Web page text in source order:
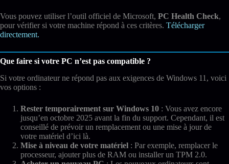
Vous pouvez utiliser l’outil officiel de Microsoft, PC Health Check,
pour vérifier si votre machine répond à ces critères. Télécharger
directement.
Que faire si votre PC n’est pas compatible ?
Si votre ordinateur ne répond pas aux exigences de Windows 11, voici
vos options :
Rester temporairement sur Windows 10 : Vous avez encore
jusqu’en octobre 2025 avant la fin du support. Cependant, il est
conseillé de prévoir un remplacement ou une mise à jour de
votre matériel d’ici là.
Mise à niveau de votre matériel : Par exemple, remplacer le
processeur, ajouter plus de RAM ou installer un TPM 2.0.